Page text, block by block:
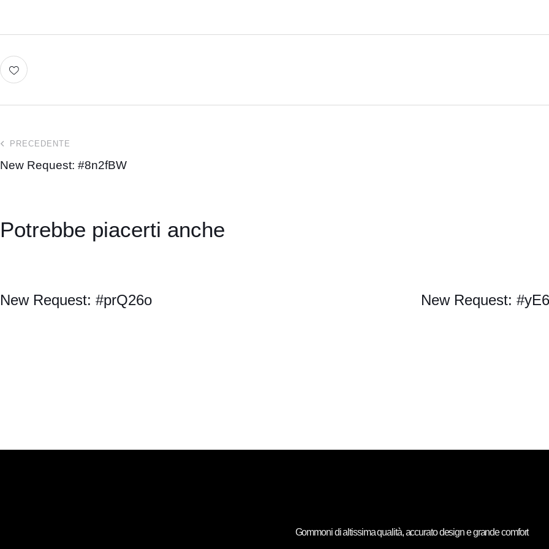
PRECEDENTE
New Request: #8n2fBW
Potrebbe piacerti anche
New Request: #prQ26o New Request:
Gommoni di altissima qualità, accurato design e grande comfort